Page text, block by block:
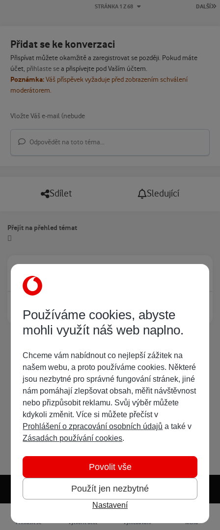
DALŠÍ
STRÁNKA 1 Z 68
Přidat se ke konverzaci
Přispívat můžete okamžitě a zaregistrovat se později. Pokud máte
účet, přihlaste sea přispívejte pod Vaším účtem.
Poznámka:Váš příspěvek vyžaduje před zobrazením schválení
moderátorem.
Odpovědět na toto téma...
Sdílet Sledující
Přejít na přehled témat
Právě prohlíží tuto stránku
Žádný registrovaný uživatel si neprohlíží tuto stránku
Světlý režim Předvolba systému
Přihlásit se Vytvořit účet Vyhledávání Menu
Používáme cookies, abyste
mohli využít náš web naplno.
Chceme vám nabídnout co nejlepší zážitek na
našem webu, a proto používáme cookies. Některé
jsou nezbytné pro správné fungování stránek, jiné
nám pomáhají zlepšovat obsah, měřit návštěvnost
nebo přizpůsobit reklamu. Svůj výběr můžete
kdykoli změnit. Více si můžete přečíst v
Prohlášení o zpracování osobních údajů a také v
Zásadách používání cookies.
Použít jen nezbytné
Povolit vše
Nastavení